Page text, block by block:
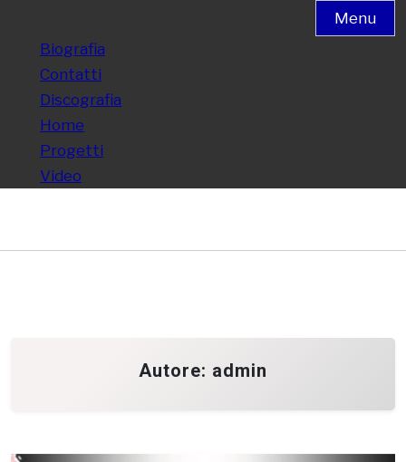
Menu
Biografia
Contatti
Discografia
Home
Progetti
Video
Autore: admin